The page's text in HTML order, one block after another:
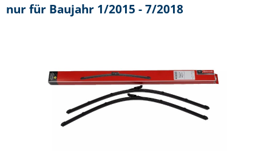
nur für Baujahr 1/2015 - 7/2018